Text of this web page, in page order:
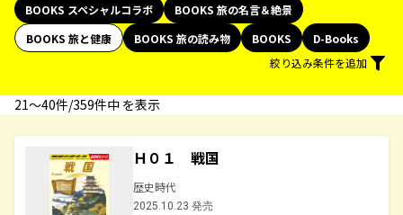
BOOKS スペシャルコラボ
BOOKS 旅の名言＆絶景
BOOKS 旅と健康
BOOKS 旅の読み物 BOOKS
D-Books
絞り込み条件を追加
21〜40件/359件中 を表示
Ｈ０１ 戦国
歴史時代
2025.10.23 発売